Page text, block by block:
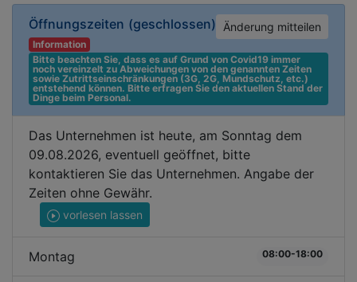
Öffnungszeiten (geschlossen) Änderung mitteilen
Information
Bitte beachten Sie, dass es auf Grund von Covid19 immer
noch vereinzelt zu Abweichungen von den genannten Zeiten
sowie Zutrittseinschränkungen (3G, 2G, Mundschutz, etc.)
entstehend können. Bitte erfragen Sie den aktuellen Stand der
Dinge beim Personal.
Das Unternehmen ist heute, am Sonntag dem
09.08.2026, eventuell geöffnet, bitte
kontaktieren Sie das Unternehmen. Angabe der
Zeiten ohne Gewähr.
vorlesen lassen
Montag 08:00-18:00